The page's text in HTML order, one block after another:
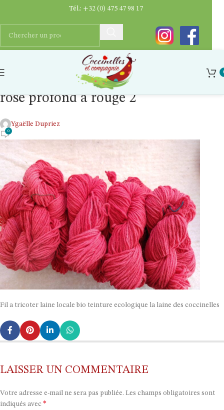
Fil a tricoter laine locale bio teinture
ecologique la laine des coccinelles
rose profond a rouge 2
Ygaëlle Dupriez
0
Fil a tricoter laine locale bio teinture ecologique la laine des coccinelles
LAISSER UN COMMENTAIRE
Votre adresse e-mail ne sera pas publiée. Les champs obligatoires sont
indiqués avec *
Tél.: +32 (0) 475 47 98 17